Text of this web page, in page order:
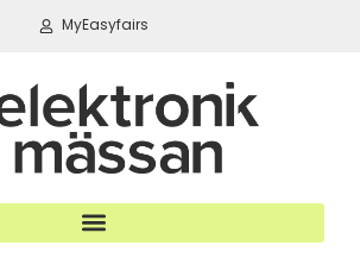
MyEasyfairs